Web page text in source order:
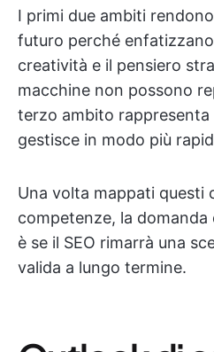
I primi due ambiti
futuro perché
creatività e il pensiero
macchine non possono
terzo ambito rappresenta
gestisce in modo più
Una volta mappati questi
competenze, la
è se il SEO rimarrà una
valida a lungo termine.